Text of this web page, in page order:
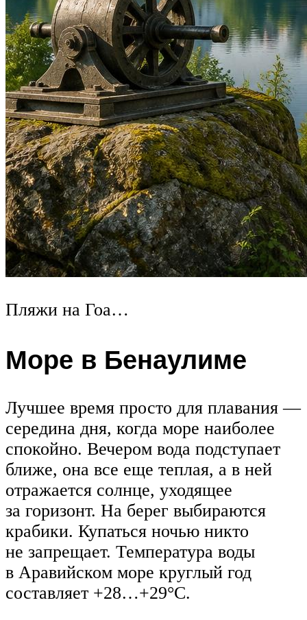
Пляжи на Гоа…
Море в Бенаулиме
Лучшее время просто для плавания —
середина дня, когда море наиболее
спокойно. Вечером вода подступает
ближе, она все еще теплая, а в ней
отражается солнце, уходящее
за горизонт. На берег выбираются
крабики. Купаться ночью никто
не запрещает. Температура воды
в Аравийском море круглый год
составляет +28…+29°С.